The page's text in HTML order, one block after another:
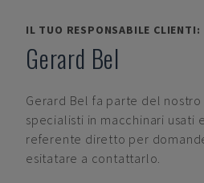
IL TUO RESPONSABILE CLIENTI:
Gerard Bel
Gerard Bel fa parte del
specialisti in macchinari usati
referente diretto per
esitatare a contattarlo.